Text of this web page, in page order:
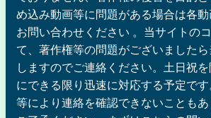
め込み動画等に問題がある場合は各
お問い合わせください 。当サイトの
て、著作権等の問題がございました
しますのでご連絡ください。土日祝
にできる限り迅速に対応する予定で
等により連絡を確認できないこともあ